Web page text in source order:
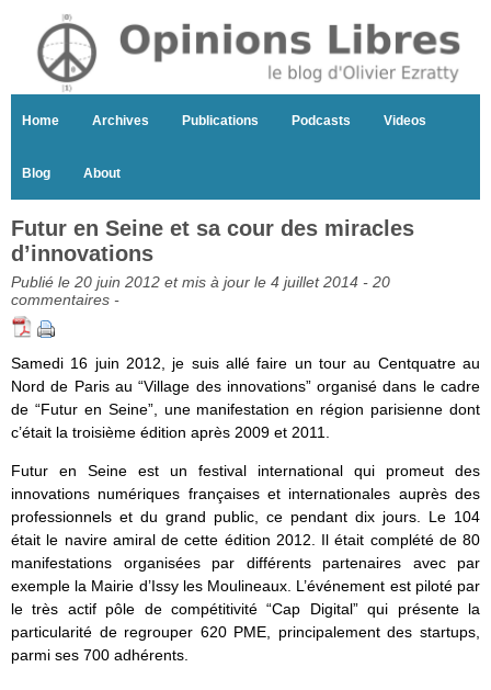
Home Archives Publications Podcasts Videos
Blog About
Futur en Seine et sa cour des miracles
d’innovations
Publié le 20 juin 2012 et mis à jour le 4 juillet 2014 - 20
commentaires -
Samedi 16 juin 2012, je suis allé faire un tour au Centquatre au
Nord de Paris au “Village des innovations” organisé dans le cadre
de “Futur en Seine”, une manifestation en région parisienne dont
c’était la troisième édition après 2009 et 2011.
Futur en Seine est un festival international qui promeut des
innovations numériques françaises et internationales auprès des
professionnels et du grand public, ce pendant dix jours. Le 104
était le navire amiral de cette édition 2012. Il était complété de 80
manifestations organisées par différents partenaires avec par
exemple la Mairie d’Issy les Moulineaux. L’événement est piloté par
le très actif pôle de compétitivité “Cap Digital” qui présente la
particularité de regrouper 620 PME, principalement des startups,
parmi ses 700 adhérents.